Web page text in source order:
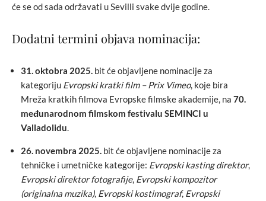
će se od sada održavati u Sevilli svake dvije godine.
Dodatni termini objava nominacija:
31. oktobra 2025. bit će objavljene nominacije za
kategoriju Evropski kratki film – Prix Vimeo, koje bira
Mreža kratkih filmova Evropske filmske akademije, na 70.
međunarodnom filmskom festivalu SEMINCI u
Valladolidu.
26. novembra 2025. bit će objavljene nominacije za
tehničke i umetničke kategorije: Evropski kasting direktor,
Evropski direktor fotografije, Evropski kompozitor
(originalna muzika), Evropski kostimograf, Evropski